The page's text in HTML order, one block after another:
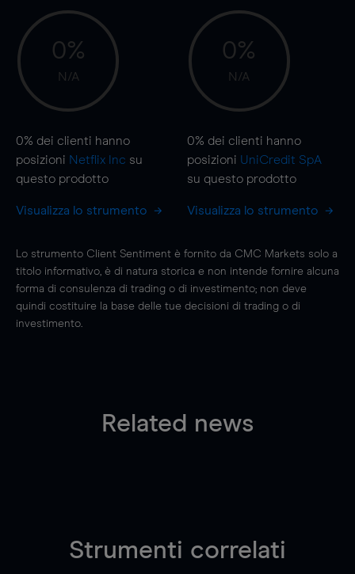
0%
N/A
0% dei clienti hanno
posizioni Netflix Inc su
questo prodotto
Visualizza lo strumento
0%
N/A
0% dei clienti hanno
posizioni UniCredit SpA
su questo prodotto
Visualizza lo strumento
Lo strumento Client Sentiment è fornito da CMC Markets solo a
titolo informativo, è di natura storica e non intende fornire alcuna
forma di consulenza di trading o di investimento; non deve
quindi costituire la base delle tue decisioni di trading o di
investimento.
Related news
Strumenti correlati